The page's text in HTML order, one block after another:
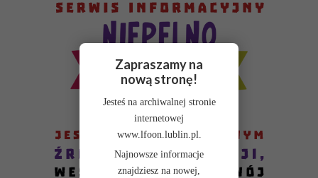
Zapraszamy na
nową stronę!
Jesteś na archiwalnej stronie
internetowej
www.lfoon.lublin.pl.
Najnowsze informacje
znajdziesz na nowej,